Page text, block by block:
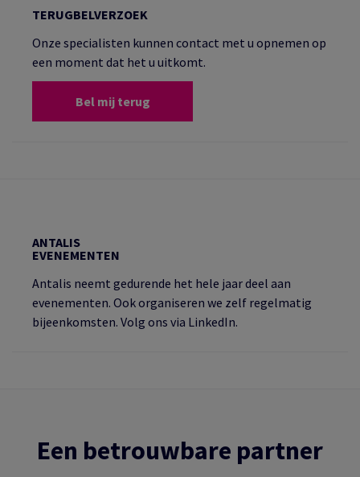
TERUGBELVERZOEK
Onze specialisten kunnen contact met u opnemen op
een moment dat het u uitkomt.
Bel mij terug
ANTALIS
EVENEMENTEN
Antalis neemt gedurende het hele jaar deel aan
evenementen. Ook organiseren we zelf regelmatig
bijeenkomsten. Volg ons via LinkedIn.
Een betrouwbare partner